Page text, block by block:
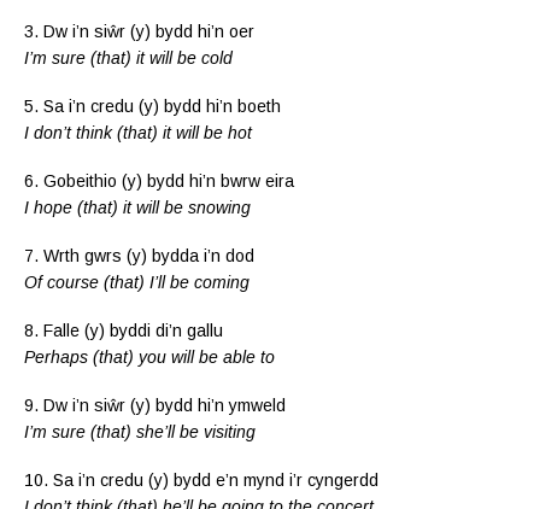
3. Dw i’n siŵr (y) bydd hi’n oer
I’m sure (that) it will be cold
5. Sa i’n credu (y) bydd hi’n boeth
I don’t think (that) it will be hot
6. Gobeithio (y) bydd hi’n bwrw eira
I hope (that) it will be snowing
7. Wrth gwrs (y) bydda i’n dod
Of course (that) I’ll be coming
8. Falle (y) byddi di’n gallu
Perhaps (that) you will be able to
9. Dw i’n siŵr (y) bydd hi’n ymweld
I’m sure (that) she’ll be visiting
10. Sa i’n credu (y) bydd e’n mynd i’r cyngerdd